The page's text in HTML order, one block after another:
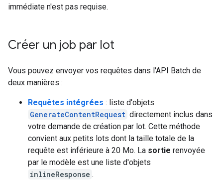
immédiate n'est pas requise.
Créer un job par lot
Vous pouvez envoyer vos requêtes dans l'API Batch de
deux manières :
Requêtes intégrées : liste d'objets
GenerateContentRequest directement inclus dans
votre demande de création par lot. Cette méthode
convient aux petits lots dont la taille totale de la
requête est inférieure à 20 Mo. La sortie renvoyée
par le modèle est une liste d'objets
inlineResponse .